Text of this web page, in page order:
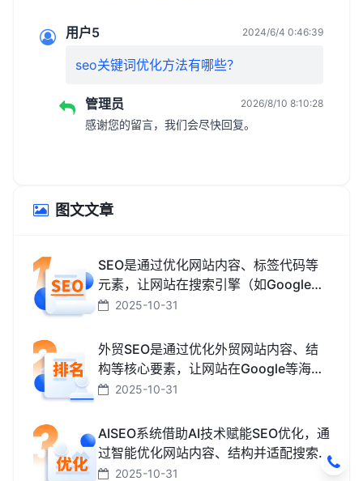
用户5 2024/6/4 0:46:39
seo关键词优化方法有哪些？
管理员 2026/8/10 8:10:28
感谢您的留言，我们会尽快回复。
图文文章
SEO是通过优化网站内容、标签代码等
元素，让网站在搜索引擎（如Google、
百度、搜狗、必应）中排名更靠前，从
2025-10-31
外贸SEO是通过优化外贸网站内容、结
构等核心要素，让网站在Google等海外
搜索引擎中排名靠前，获取海外精准流
2025-10-31
AISEO系统借助AI技术赋能SEO优化，通
过智能优化网站内容、结构并适配搜索
引擎规则，助力网站快速提升排名，从
2025-10-31